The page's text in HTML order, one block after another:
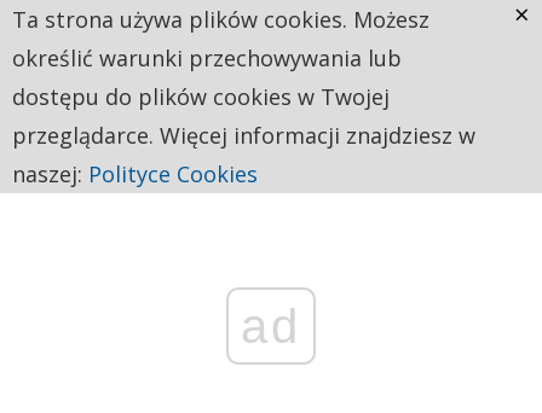
ad
Ta strona używa plików cookies. Możesz
określić warunki przechowywania lub
dostępu do plików cookies w Twojej
przeglądarce. Więcej informacji znajdziesz w
naszej: Polityce Cookies
×